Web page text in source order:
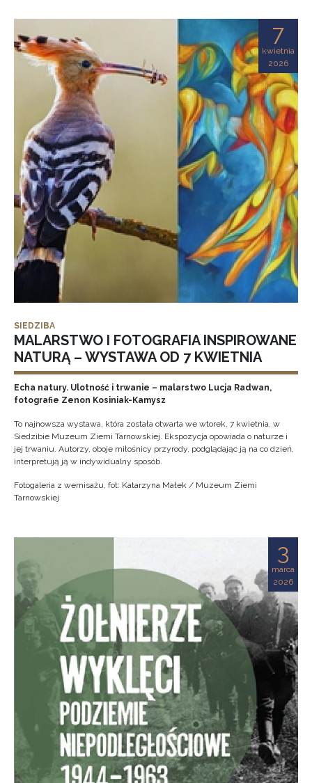
7
kwietnia
2026
SIEDZIBA
MALARSTWO I FOTOGRAFIA INSPIROWANE
NATURĄ – WYSTAWA OD 7 KWIETNIA
Echa natury. Ulotność i trwanie – malarstwo Lucja Radwan,
fotografie Zenon Kosiniak-Kamysz
To najnowsza wystawa, która została otwarta we wtorek, 7 kwietnia, w
Siedzibie Muzeum Ziemi Tarnowskiej. Ekspozycja opowiada o naturze i
jej trwaniu. Autorzy, oboje miłośnicy przyrody, podglądając ją na co dzień,
interpretują ją w indywidualny sposób.
Fotogaleria z wernisażu, fot: Katarzyna Małek / Muzeum Ziemi
Tarnowskiej
3
marca
2026